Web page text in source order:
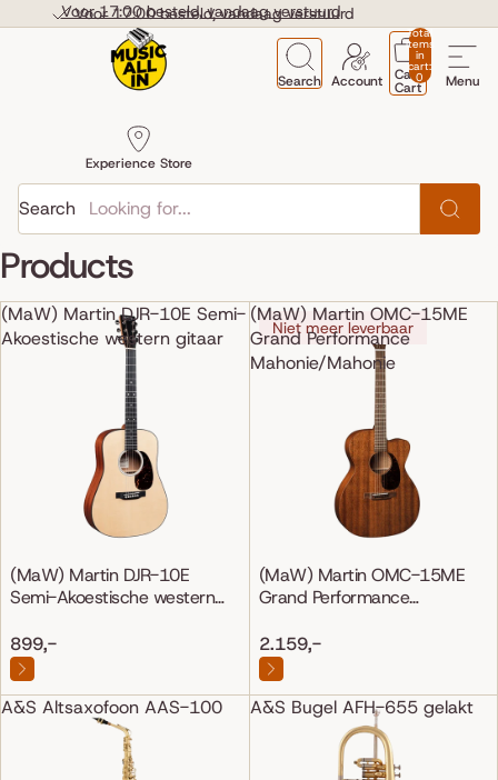
Voor 17:00 besteld, vandaag verstuurd
Voor 17:00 besteld, vandaag verstuurd
Menu
Search
Experience Store
Account
Total
items
in
cart:
0
Cart
Cart
Search
Products
(MaW) Martin DJR-10E Semi-
Akoestische western gitaar
(MaW) Martin DJR-10E
Semi-Akoestische western
899,-
(MaW) Martin OMC-15ME
Grand Performance
Mahonie/Mahonie
Niet meer leverbaar
(MaW) Martin OMC-15ME
Grand Performance
2.159,-
A&S Altsaxofoon AAS-100 A&S Bugel AFH-655 gelakt